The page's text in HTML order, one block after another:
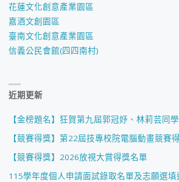
花蓮文化創意產業園區
嘉酒文創園區
臺南文化創意產業園區
信義公民會館(四四南村)
近期更新
【金榜題名】狂賀第九屆郭冠妤、林莉芸同
【競賽得獎】第22屆技專校院電腦動畫競賽
【競賽得獎】2026放視大賞得獎名單
115學年度個人申請面試錄取名單及志願選填